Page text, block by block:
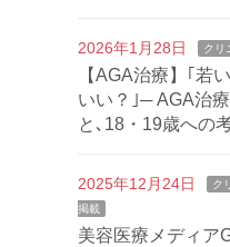
2026年1月28日 クリ
【AGA治療】｢若
いい？｣─ AGA治
と､18・19歳への
2025年12月24日 ク
掲載
美容医療メディア